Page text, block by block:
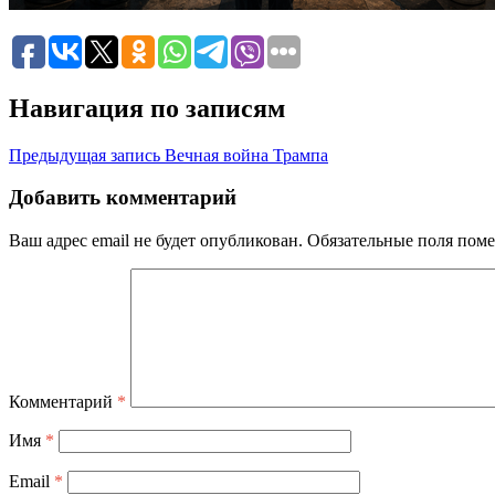
Навигация по записям
Предыдущая запись Вечная война Трампа
Добавить комментарий
Ваш адрес email не будет опубликован. Обязательные поля
Комментарий *
Имя *
Email *